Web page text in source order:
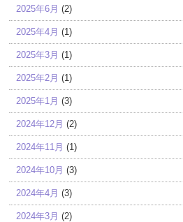
2025年6月 (2)
2025年4月 (1)
2025年3月 (1)
2025年2月 (1)
2025年1月 (3)
2024年12月 (2)
2024年11月 (1)
2024年10月 (3)
2024年4月 (3)
2024年3月 (2)